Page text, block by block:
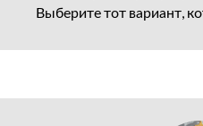
Выберите тот вариант,